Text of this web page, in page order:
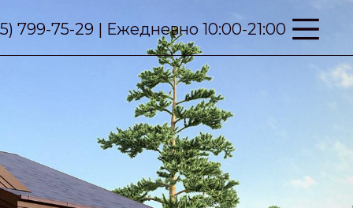
799-75-29 | Ежедневно 10:00-21:00